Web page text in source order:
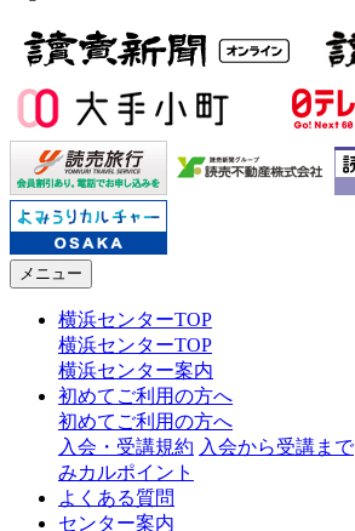
メニュー
横浜センターTOP
横浜センターTOP
横浜センター案内
初めてご利用の方へ
初めてご利用の方へ
入会・受講規約 入会から受講まで
みカルポイント
よくある質問
センター案内